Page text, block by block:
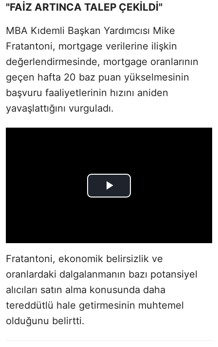
"FAİZ ARTINCA TALEP ÇEKİLDİ"
MBA Kıdemli Başkan Yardımcısı Mike
Fratantoni, mortgage verilerine ilişkin
değerlendirmesinde, mortgage oranlarının
geçen hafta 20 baz puan yükselmesinin
başvuru faaliyetlerinin hızını aniden
yavaşlattığını vurguladı.
Fratantoni, ekonomik belirsizlik ve
oranlardaki dalgalanmanın bazı potansiyel
alıcıları satın alma konusunda daha
tereddütlü hale getirmesinin muhtemel
olduğunu belirtti.